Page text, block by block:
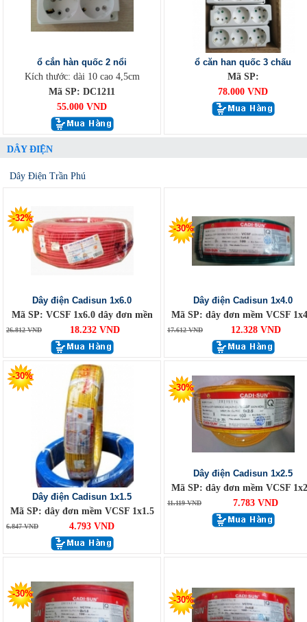
ổ cắn hàn quốc 2 nổi
Kích thước: dài 10 cao 4,5cm
Mã SP: DC1211
55.000 VND
ổ căn han quốc 3 chấu
Mã SP:
78.000 VND
DÂY ĐIỆN
Dây Điện Trần Phú
-32%
Dây điện Cadisun 1x6.0
Mã SP: VCSF 1x6.0 dây đơn mền
26.812 VND 18.232 VND
-30%
Dây điện Cadisun 1x4.0
Mã SP: dây đơn mềm VCSF
17.612 VND 12.328 VND
-30%
Dây điện Cadisun 1x1.5
Mã SP: dây đơn mềm VCSF 1x1.5
6.847 VND 4.793 VND
-30%
Dây điện Cadisun 1x2.5
Mã SP: dây đơn mềm VCSF
11.119 VND 7.783 VND
-30%
-30%